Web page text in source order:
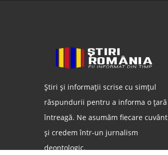
Știri și informații scrise cu simțul
răspundurii pentru a informa o țară
întreagă. Ne asumăm fiecare cuvânt
și credem într-un jurnalism
deontologic.